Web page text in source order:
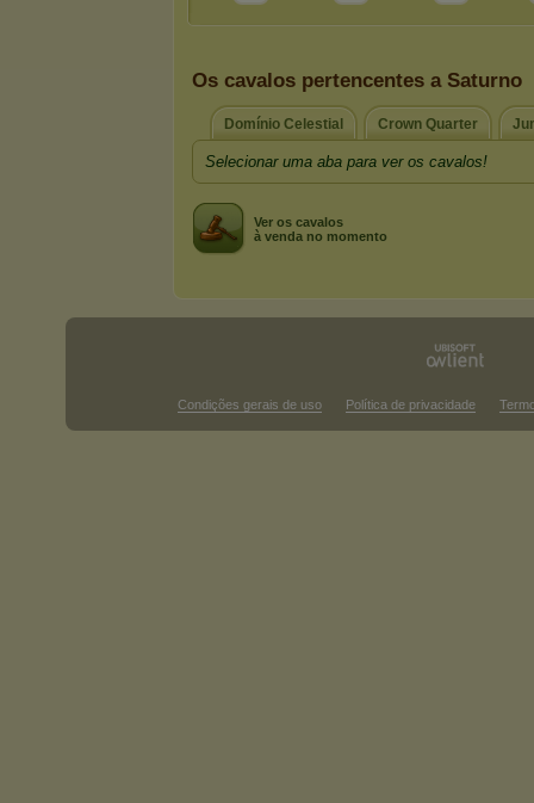
Os cavalos pertencentes a Saturno
Domínio Celestial Crown Quarter
Selecionar uma aba para ver os cavalos!
Ver os cavalos
à venda no momento
Condições gerais de uso Política de privacidade